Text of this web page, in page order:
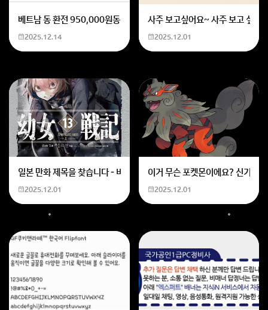
던 중에, 그런데 아까 주차하려던 자리가 마침 비었길래
(옆으로 세 칸 정도 떨어진 자리였음) 거기에 주차했지.그
가 그렇게 어렵냐”라고 화를 냈어. 나는 미안하다고 하고,
화내지 말자고 하면서 애교도 부렸는데 아내는 그냥 “답
답하다”면서 화를 내고 혼자 백화점으로 올라갔어. 5분
동안 아무 말도 없이.정말 이렇게 평생 살고 싶지 않아. 내
가 잘못한 건 맞지만, 세상에 몇 명이나 이렇게 이해도 안
래서 결국 차 키를 돌려주고 나 혼자 나왔어.내가 그렇게
잘못한 걸까? 이혼해야되는거 아닐까?
아내 분이 좀 민감하게 나오시는것 같은데,
화를 내신거예요?
그런거라면 조금 너무 하신거같아요.ㅠㅠ 이걸로 이혼 까
지는 좀 오바인것 같고,
베트남 동 환전 950,000원동 한화 계산할때0하나 빼고 나누기 2하면
2025.12.14
사주 보고싶어요~ 사주 보고 싶
2025.12.01
일본 만화 제목을 찾습니다 - 비행 마법 저격 여자 기억하기로는 위의 내
2025.12.01
이거 무슨 포켓몬이에요? 신기하
2025.12.01